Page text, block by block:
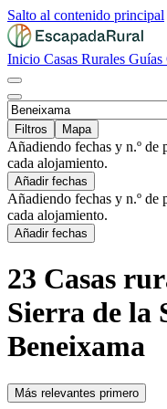
Salto al contenido principal
Inicio Casas Rurales Guías
Filtros
Mapa
Añadiendo fechas y n.º de
cada alojamiento.
Añadir fechas
Añadiendo fechas y n.º de
cada alojamiento.
Añadir fechas
23 Casas
Sierra de la
Beneixama
Más relevantes primero